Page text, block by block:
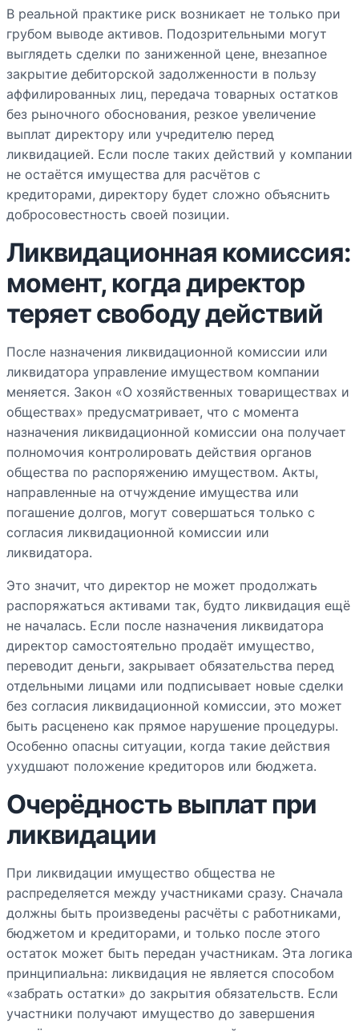
В реальной практике риск возникает не только при
грубом выводе активов. Подозрительными могут
выглядеть сделки по заниженной цене, внезапное
закрытие дебиторской задолженности в пользу
аффилированных лиц, передача товарных остатков
без рыночного обоснования, резкое увеличение
выплат директору или учредителю перед
ликвидацией. Если после таких действий у компании
не остаётся имущества для расчётов с
кредиторами, директору будет сложно объяснить
добросовестность своей позиции.
Ликвидационная комиссия:
момент, когда директор
теряет свободу действий
После назначения ликвидационной комиссии или
ликвидатора управление имуществом компании
меняется. Закон «О хозяйственных товариществах и
обществах» предусматривает, что с момента
назначения ликвидационной комиссии она получает
полномочия контролировать действия органов
общества по распоряжению имуществом. Акты,
направленные на отчуждение имущества или
погашение долгов, могут совершаться только с
согласия ликвидационной комиссии или
ликвидатора.
Это значит, что директор не может продолжать
распоряжаться активами так, будто ликвидация ещё
не началась. Если после назначения ликвидатора
директор самостоятельно продаёт имущество,
переводит деньги, закрывает обязательства перед
отдельными лицами или подписывает новые сделки
без согласия ликвидационной комиссии, это может
быть расценено как прямое нарушение процедуры.
Особенно опасны ситуации, когда такие действия
ухудшают положение кредиторов или бюджета.
Очерёдность выплат при
ликвидации
При ликвидации имущество общества не
распределяется между участниками сразу. Сначала
должны быть произведены расчёты с работниками,
бюджетом и кредиторами, и только после этого
остаток может быть передан участникам. Эта логика
принципиальна: ликвидация не является способом
«забрать остатки» до закрытия обязательств. Если
участники получают имущество до завершения